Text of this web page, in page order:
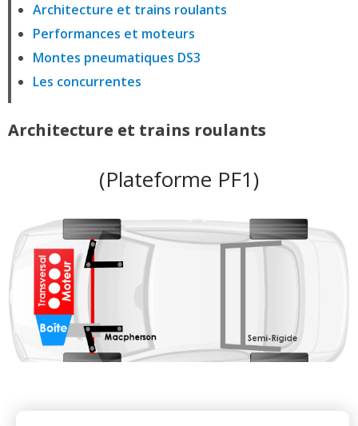
Architecture et trains roulants
Performances et moteurs
Montes pneumatiques DS3
Les concurrentes
Architecture et trains roulants
(Plateforme PF1)